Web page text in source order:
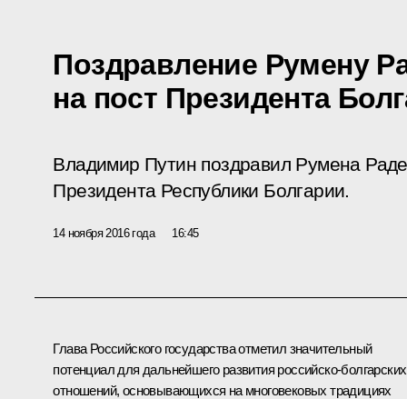
Поздравление Румену
на пост Президента
Владимир Путин поздравил Румена
Президента Республики Болгарии.
14 ноября 2016 года 16:45
Глава Российского государства отметил значительный
потенциал для дальнейшего развития российско-болгарских
отношений, основывающихся на многовековых традициях